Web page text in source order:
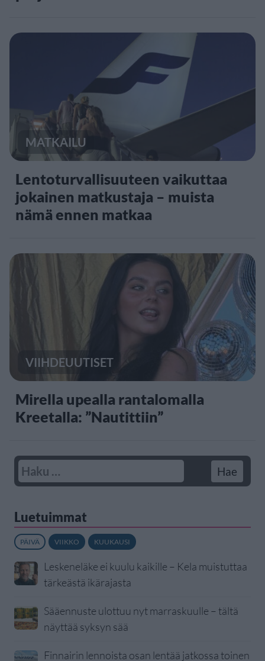
MATKAILU
Lentoturvallisuuteen vaikuttaa
jokainen matkustaja – muista
nämä ennen matkaa
VIIHDEUUTISET
Mirella upealla rantalomalla
Kreetalla: ”Nautittiin”
Luetuimmat
PÄIVÄ VIIKKO KUUKAUSI
Leskeneläke ei kuulu kaikille – Kela muistuttaa
tärkeästä ikärajasta
Sääennuste ulottuu nyt marraskuulle – tältä
näyttää syksyn sää
Finnairin lennoista osan lentää jatkossa toinen